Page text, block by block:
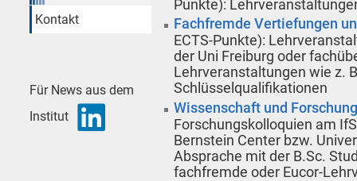
Punkte):
Fachfremde Vertiefungen
ECTS-Punkte):
der Uni Freiburg oder
Lehrveranstaltungen wie z.
Schlüsselqualifikationen
Wissenschaft und Forschung
Forschungskolloquien am
Bernstein Center bzw.
Absprache mit der B.Sc.
fachfremde oder Eucor-
Kontakt
Für News aus dem
Institut